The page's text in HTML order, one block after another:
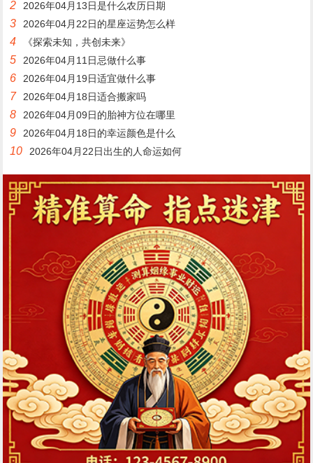
2 2026年04月13日是什么农历日期
3 2026年04月22日的星座运势怎么样
4 《探索未知，共创未来》
5 2026年04月11日忌做什么事
6 2026年04月19日适宜做什么事
7 2026年04月18日适合搬家吗
8 2026年04月09日的胎神方位在哪里
9 2026年04月18日的幸运颜色是什么
10 2026年04月22日出生的人命运如何